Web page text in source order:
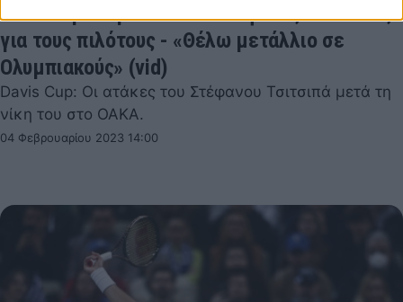
Davis Cup: Συγκλόνισε ο Στέφανος Τσιτσιπάς
για τους πιλότους - «Θέλω μετάλλιο σε
Ολυμπιακούς» (vid)
Davis Cup: Οι ατάκες του Στέφανου Τσιτσιπά μετά τη
νίκη του στο ΟΑΚΑ.
04 Φεβρουαρίου 2023 14:00